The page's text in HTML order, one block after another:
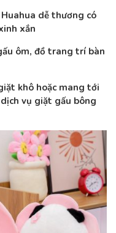
dễ thương có
xắn
ôm, đồ trang trí bàn
khô hoặc mang tới
vụ giặt gấu bông